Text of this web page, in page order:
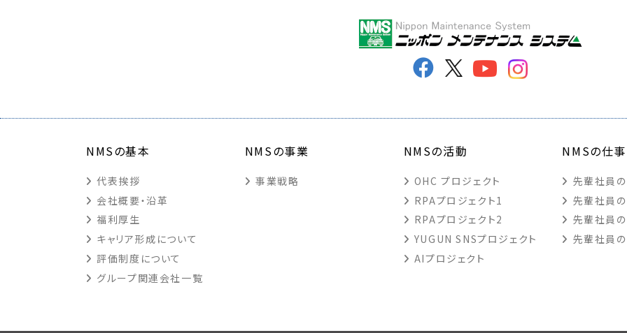
NMSの基本
代表挨拶
会社概要・沿革
福利厚生
キャリア形成について
評価制度について
グループ関連会社一覧
NMSの事業
事業戦略
NMSの活動
OHC プロジェクト
RPAプロジェクト1
RPAプロジェクト2
YUGUN SNSプロジェクト
AIプロジェクト
NMSの仕事
先輩社員
先輩社員
先輩社員
先輩社員